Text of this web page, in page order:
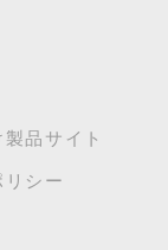
品サイト
シー